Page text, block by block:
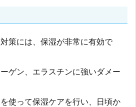
策には、保湿が非常に有効で
ゲン、エラスチンに強いダメー
使って保湿ケアを行い、日頃か